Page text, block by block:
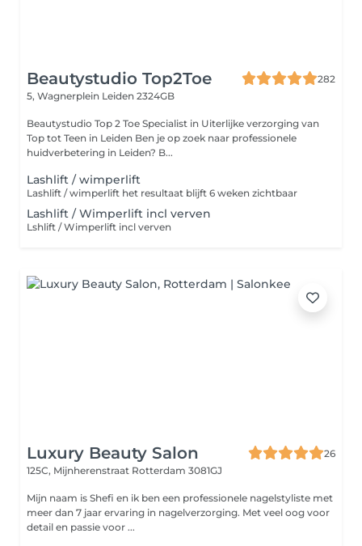
Beautystudio Top2Toe
282
5, Wagnerplein Leiden 2324GB
Beautystudio Top 2 Toe Specialist in Uiterlijke verzorging van
Top tot Teen in Leiden Ben je op zoek naar professionele
huidverbetering in Leiden? B...
Lashlift / wimperlift
Lashlift / wimperlift het resultaat blijft 6 weken zichtbaar
Lashlift / Wimperlift incl verven
Lshlift / Wimperlift incl verven
Luxury Beauty Salon
26
125C, Mijnherenstraat Rotterdam 3081GJ
Mijn naam is Shefi en ik ben een professionele nagelstyliste met
meer dan 7 jaar ervaring in nagelverzorging. Met veel oog voor
detail en passie voor ...